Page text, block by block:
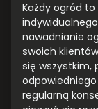
Każdy ogród
nawadnianie
swoich
się wszystkim,
regularną